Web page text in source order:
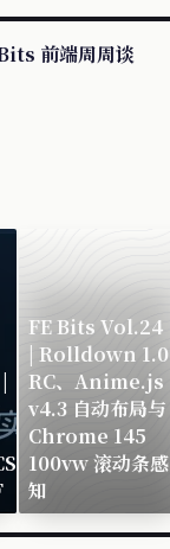
前端周周谈
FE Bits Vol.24
| Rolldown 1.0
RC、Anime.js
v4.3 自动布局与
Chrome 145
100vw 滚动条感
知